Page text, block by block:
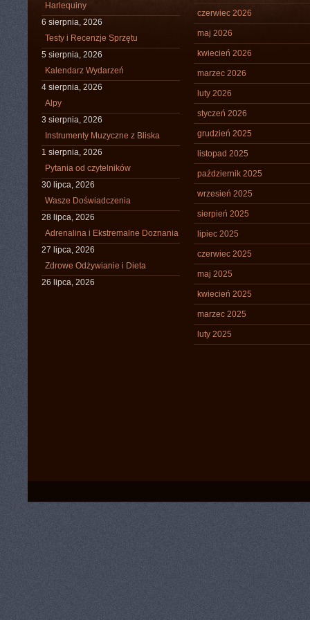
Harlequiny
6 sierpnia, 2026
Testy i Recenzje Sprzętu
5 sierpnia, 2026
Kalendarz Wydarzeń
4 sierpnia, 2026
Alpy
3 sierpnia, 2026
Instrumenty Muzyczne z Bliska
1 sierpnia, 2026
Pytania od czytelników
30 lipca, 2026
Wasze Doświadczenia
28 lipca, 2026
Adrenalina i Ekstremalne Doznania
27 lipca, 2026
Zdrowe Odżywianie i Dieta
26 lipca, 2026
czerwiec 2026
maj 2026
kwiecień 2026
marzec 2026
luty 2026
styczeń 2026
grudzień 2025
listopad 2025
październik 2025
wrzesień 2025
sierpień 2025
lipiec 2025
czerwiec 2025
maj 2025
kwiecień 2025
marzec 2025
luty 2025